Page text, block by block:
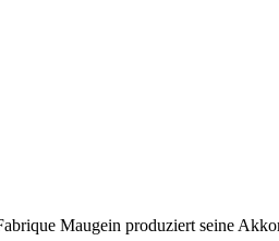
Maugein produziert seine